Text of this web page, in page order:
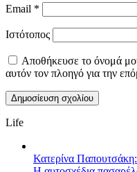
Email *
Ιστότοπος
Αποθήκευσε το όνομά
αυτόν τον πλοηγό για την
Life
Κατερίνα